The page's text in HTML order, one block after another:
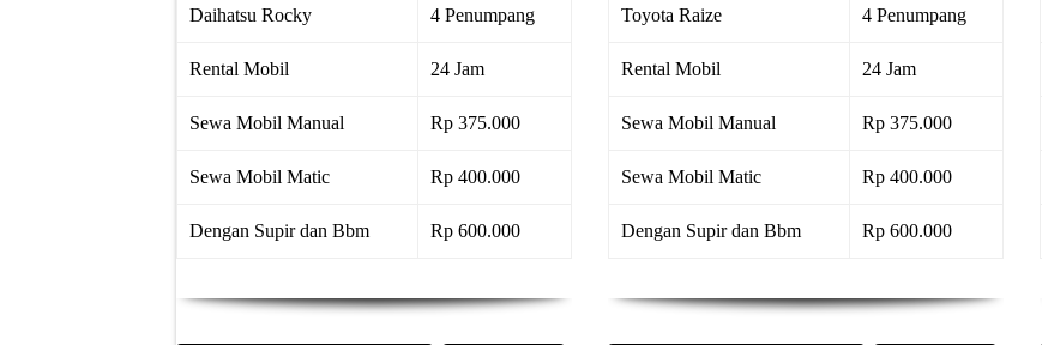
Daihatsu Rocky 4 Penumpang
Rental Mobil 24 Jam
Sewa Mobil Manual Rp 375.000
Sewa Mobil Matic Rp 400.000
Dengan Supir dan Bbm Rp 600.000
Toyota Raize 4 Penumpang
Rental Mobil 24 Jam
Sewa Mobil Manual Rp 375.000
Sewa Mobil Matic Rp 400.000
Dengan Supir dan Bbm Rp 600.000